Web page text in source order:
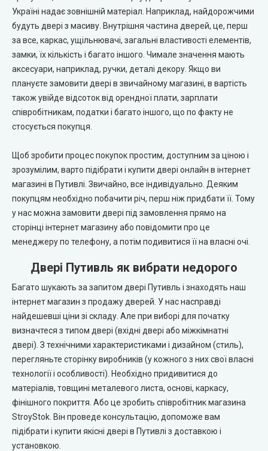
City Line Express
Syndicate Doors (Сіндікат Дорс)
Gorgania (Горганія)
EcoDoors (Екодорс)
Україні надає зовнішній матеріал. Наприклад, найдорожчими
будуть двері з масиву. Внутрішня частина дверей, це, перш
за все, каркас, ущільнювачі, загальні властивості елементів,
замки, їх кількість і багато іншого. Чимале значення мають
аксесуари, наприклад, ручки, деталі декору. Якщо ви
плануєте замовити двері в звичайному магазині, в вартість
також увійде відсоток від орендної плати, зарплати
співробітникам, податки і багато іншого, що по факту не
стосується покупця.
Щоб зробити процес покупок простим, доступним за ціною і
зрозумілим, варто підібрати і купити двері онлайн в інтернет
магазині в Путивлі. Звичайно, все індивідуально. Деяким
покупцям необхідно побачити річ, перш ніж придбати її. Тому
у нас можна замовити двері під замовлення прямо на
сторінці інтернет магазину або повідомити про це
менеджеру по телефону, а потім подивитися її на власні очі.
Двері Путивль як вибрати недорого
Багато шукають за запитом двері Путивль і знаходять наш
інтернет магазин з продажу дверей. У нас насправді
найдешевші ціни зі складу. Але при виборі для початку
визначтеся з типом двері (вхідні двері або міжкімнатні
двері). З технічними характеристиками і дизайном (стиль),
перегляньте сторінку виробників (у кожного з них свої власні
технології і особливості). Необхідно придивитися до
матеріалів, товщині металевого листа, основі, каркасу,
фінішного покриття. Або це зробить співробітник магазина
StroyStok. Він проведе консультацію, допоможе вам
підібрати і купити якісні двері в Путивлі з доставкою і
установкою.